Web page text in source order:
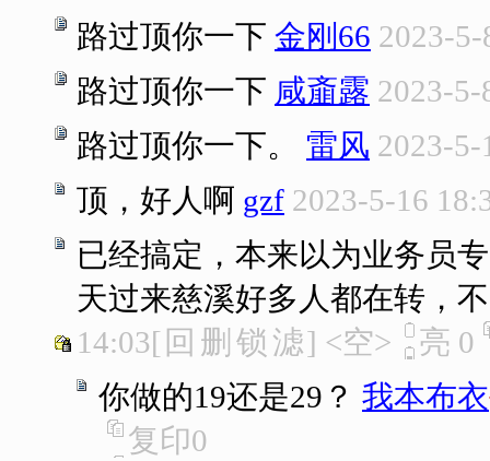
路过顶你一下 金刚66 2023-
路过顶你一下 咸齑露 2023-5-
路过顶你一下。
雷风 2023-5-
顶，好人啊 gzf 2023-5-16
已经搞定，本来以为业务员
天过来慈溪好多人都在转，
14:03[ 回 删 锁 滤] <空> 亮 0
你做的19还是29？ 我本布衣
复印0